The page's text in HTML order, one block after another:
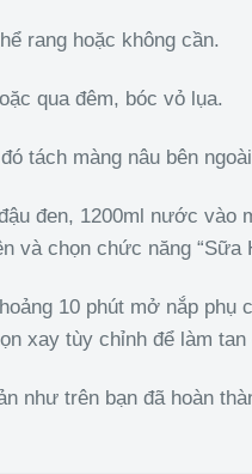
rang hoặc không cần.
qua đêm, bóc vỏ lụa.
tách màng nâu bên
đen, 1200ml nước vào
và chọn chức năng “Sữa
10 phút mở nắp phụ
xay tùy chỉnh để làm
như trên bạn đã hoàn